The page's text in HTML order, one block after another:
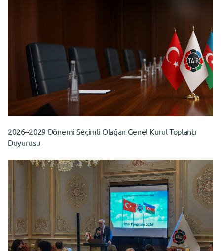
2026–2029 Dönemi Seçimli Olağan Genel Kurul Toplantı
Duyurusu